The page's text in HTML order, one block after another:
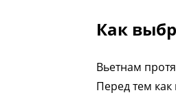
Как
Вьетнам
Перед тем